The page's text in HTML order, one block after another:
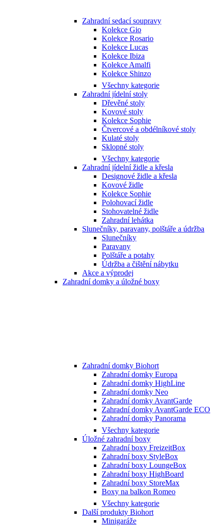
Zahradní sedací soupravy
Kolekce Gio
Kolekce Rosario
Kolekce Lucas
Kolekce Ibiza
Kolekce Amalfi
Kolekce Shinzo
Všechny kategorie
Zahradní jídelní stoly
Dřevěné stoly
Kovové stoly
Kolekce Sophie
Čtvercové a obdélníkové stoly
Kulaté stoly
Sklopné stoly
Všechny kategorie
Zahradní jídelní židle a křesla
Designové židle a křesla
Kovové židle
Kolekce Sophie
Polohovací židle
Stohovatelné židle
Zahradní lehátka
Slunečníky, paravany, polštáře a údržba
Slunečníky
Paravany
Polštáře a potahy
Údržba a čištění nábytku
Akce a výprodej
Zahradní domky a úložné boxy
Zahradní domky Biohort
Zahradní domky Europa
Zahradní domky HighLine
Zahradní domky Neo
Zahradní domky AvantGarde
Zahradní domky AvantGarde ECO
Zahradní domky Panorama
Všechny kategorie
Úložné zahradní boxy
Zahradní boxy FreizeitBox
Zahradní boxy StyleBox
Zahradní boxy LoungeBox
Zahradní boxy HighBoard
Zahradní boxy StoreMax
Boxy na balkon Romeo
Všechny kategorie
Další produkty Biohort
Minigaráže